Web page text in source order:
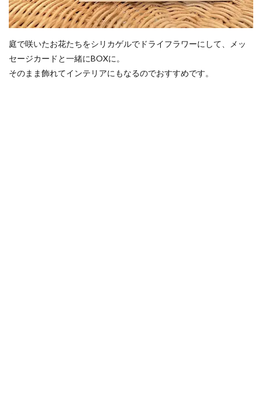
庭で咲いたお花たちをシリカゲルでドライフラワーにして、メッ
セージカードと一緒にBOXに。
そのまま飾れてインテリアにもなるのでおすすめです。